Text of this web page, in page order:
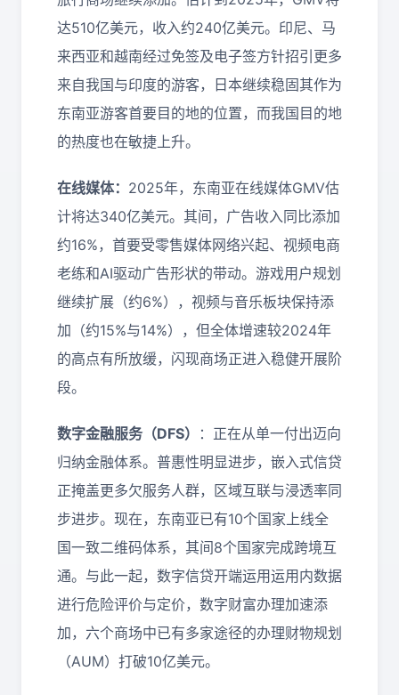
达510亿美元，收入约240亿美元。印尼、马
来西亚和越南经过免签及电子签方针招引更多
来自我国与印度的游客，日本继续稳固其作为
东南亚游客首要目的地的位置，而我国目的地
的热度也在敏捷上升。
在线媒体： 2025年，东南亚在线媒体GMV估
计将达340亿美元。其间，广告收入同比添加
约16%，首要受零售媒体网络兴起、视频电商
老练和AI驱动广告形状的带动。游戏用户规划
继续扩展（约6%），视频与音乐板块保持添
加（约15%与14%），但全体增速较2024年
的高点有所放缓，闪现商场正进入稳健开展阶
段。
数字金融服务（DFS）
：正在从单一付出迈向
归纳金融体系。普惠性明显进步，嵌入式信贷
正掩盖更多欠服务人群，区域互联与浸透率同
步进步。现在，东南亚已有10个国家上线全
国一致二维码体系，其间8个国家完成跨境互
通。与此一起，数字信贷开端运用运用内数据
进行危险评价与定价，数字财富办理加速添
加，六个商场中已有多家途径的办理财物规划
（AUM）打破10亿美元。